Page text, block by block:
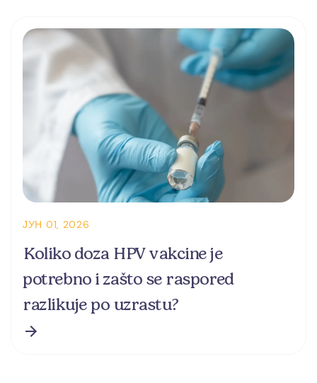
ЈУН 01, 2026
Koliko doza HPV vakcine je
potrebno i zašto se raspored
razlikuje po uzrastu?